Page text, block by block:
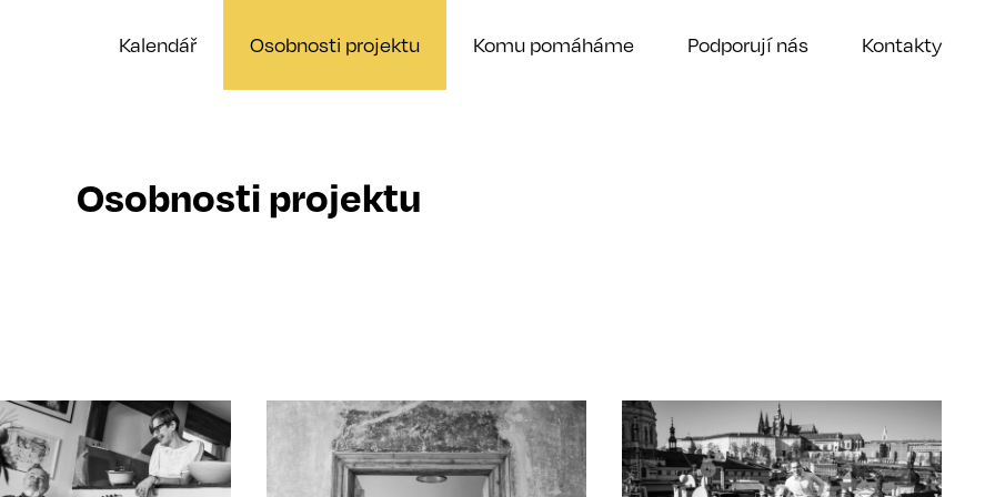
Kalendář Osobnosti projektu Komu pomáháme Podporují nás Kontakty
Osobnosti projektu